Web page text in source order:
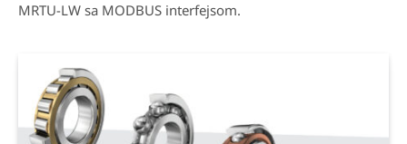
MRTU-LW sa MODBUS interfejsom.